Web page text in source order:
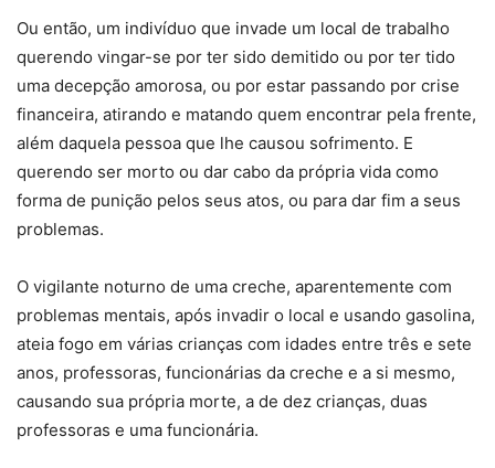
Ou então, um indivíduo que invade um local de trabalho
querendo vingar-se por ter sido demitido ou por ter tido
uma decepção amorosa, ou por estar passando por crise
financeira, atirando e matando quem encontrar pela frente,
além daquela pessoa que lhe causou sofrimento. E
querendo ser morto ou dar cabo da própria vida como
forma de punição pelos seus atos, ou para dar fim a seus
problemas.
O vigilante noturno de uma creche, aparentemente com
problemas mentais, após invadir o local e usando gasolina,
ateia fogo em várias crianças com idades entre três e sete
anos, professoras, funcionárias da creche e a si mesmo,
causando sua própria morte, a de dez crianças, duas
professoras e uma funcionária.